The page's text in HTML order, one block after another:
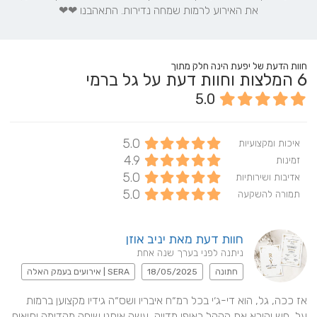
את האירוע לרמות שמחה נדירות. התאהבנו ❤❤
חוות הדעת של יפעת הינה חלק מתוך
6 המלצות וחוות דעת על גל ברמי
5.0
איכות ומקצועיות 5.0
זמינות 4.9
אדיבות ושירותיות 5.0
תמורה להשקעה 5.0
חוות דעת מאת יניב אוזן
ניתנה לפני בערך שנה אחת
חתונה 18/05/2025 SERA | אירועים בעמק האלה